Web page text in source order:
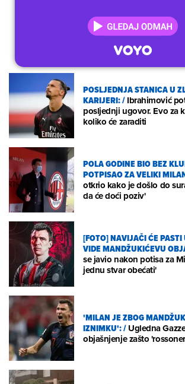
POSLJEDNJA STANICA U
KARIJERI:/Ibrahimović
posljednji ugovor. Evo za
koliko će zaraditi
POLA GODINE BIO BEZ
POTPISAO ZA VELIKI
otkrio kako je došlo do
da će doći poziv'
[FOTO] NAVIJAČI ĆE
VIDE MANDŽUKIĆEVU
se javio nakon potisa za
jednu stvar obećati'
'MILAN JE ZBOG
IZNIMKU':/Ugledna
objašnjenje zašto